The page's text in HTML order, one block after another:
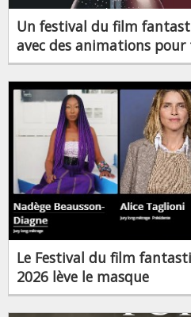
Un festival du film
avec des animations pour
Le Festival du film
2026 lève le masque